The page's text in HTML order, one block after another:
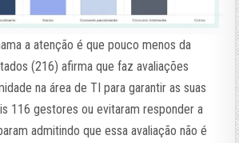
a atenção é que pouco menos da
(216) afirma que faz avaliações
na área de TI para garantir as suas
116 gestores ou evitaram responder a
admitindo que essa avaliação não é